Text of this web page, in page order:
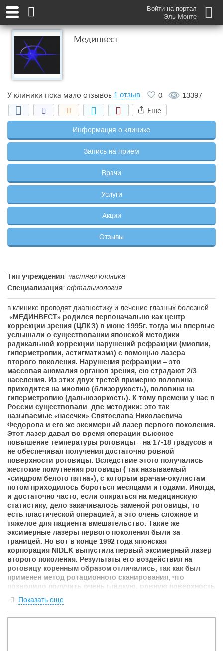
Войти на портал
Эль-Монте
Мединвест
У клиники пока мало отзывов 1 отзыв 0 13397
Еще
Информация о клинике
Запись на прием
Врачи
Услуги
Акции
Отзывы
Тип учреждения: частная клиника
Специализация: офтальмология
в клинике проводят диагностику и лечение глазных болезней.
«МЕДИНВЕСТ» родился первоначально как центр
коррекции зрения (ЦЛКЗ) в июне 1995г. тогда мы впервые
услышали о существовании японской методики
радикальной коррекции нарушений рефракции (миопии,
гиперметропии, астигматизма) с помощью лазера
второго поколения. Нарушения рефракции – это
массовая аномалия органов зрения, ею страдают 2/3
населения. Из этих двух третей примерно половина
приходится на миопию (близорукость), половина на
гиперметропию (дальнозоркость). К тому времени у нас в
России существовали две методики: это так
называемые «насечки» Святослава Николаевича
Федорова и его же эксимерный лазер первого поколения.
Этот лазер давал во время операции высокое
повышение температуры роговицы – на 17-18 градусов и
не обеспечивал получения достаточно ровной
поверхности роговицы. Вследствие этого получались
жестокие помутнения роговицы ( так называемый
«синдром белого пятна»), с которым врачам-окулистам
потом приходилось бороться месяцами и годами. Иногда,
и достаточно часто, если опираться на медицинскую
статистику, дело закачивалось заменой роговицы, то
есть пластической операцией, а это очень сложное и
тяжелое для пациента вмешательство. Такие же
эксимерные лазеры первого поколения были за
границей. Но вот в конце 1992 года японская
корпорация NIDEK выпустила первый эксимерный лазер
второго поколения. Результаты его воздействия на
роговицу коренным образом отличались, так как был
применен метод ротационного сканирования, что
позволило получить очень гладкую, ровную поверхность
поверхности на необработанную. Температура в зоне
воздействия поднималась на 4-5 градусов. Заживление
Показать еще